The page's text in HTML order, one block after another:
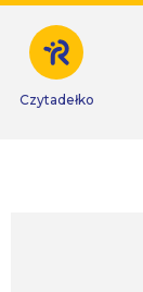
Czytadełko